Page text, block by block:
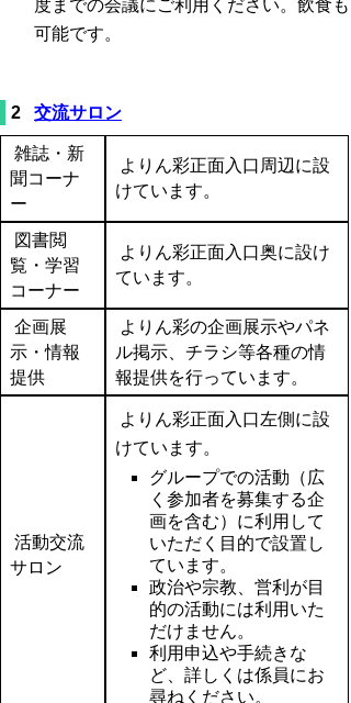
度までの会議にご利用ください。飲食も
可能です。
2 交流サロン
雑誌・新
聞コーナ
ー
よりん彩正面入口周辺に設
けています。
図書閲
覧・学習
コーナー
よりん彩正面入口奥に設け
ています。
企画展
示・情報
提供
よりん彩の企画展示やパネ
ル掲示、チラシ等各種の情
報提供を行っています。
活動交流
サロン
よりん彩正面入口左側に設
けています。
グループでの活動（広
く参加者を募集する企
画を含む）に利用して
いただく目的で設置し
ています。
政治や宗教、営利が目
的の活動には利用いた
だけません。
利用申込や手続きな
ど、詳しくは係員にお
尋ねください。